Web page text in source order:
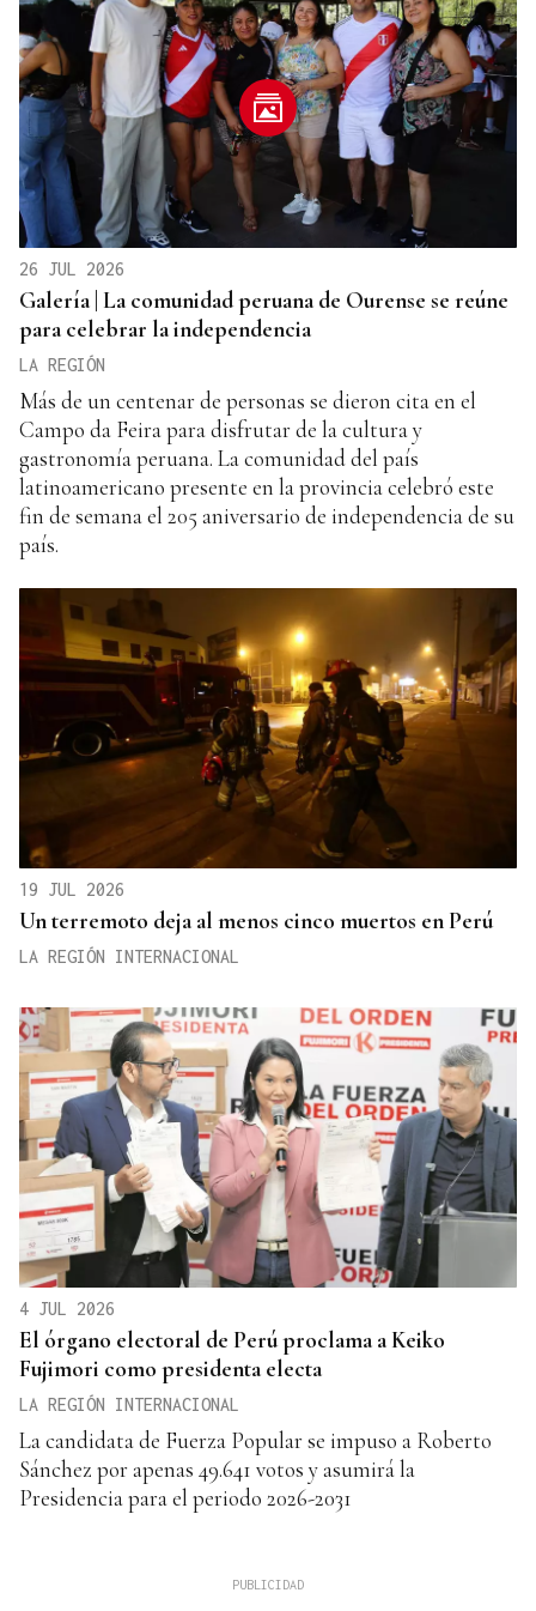
26 JUL 2026
Galería | La comunidad peruana de Ourense se reúne
para celebrar la independencia
LA REGIÓN
Más de un centenar de personas se dieron cita en el
Campo da Feira para disfrutar de la cultura y
gastronomía peruana. La comunidad del país
latinoamericano presente en la provincia celebró este
fin de semana el 205 aniversario de independencia de su
país.
19 JUL 2026
Un terremoto deja al menos cinco muertos en Perú
LA REGIÓN INTERNACIONAL
4 JUL 2026
El órgano electoral de Perú proclama a Keiko
Fujimori como presidenta electa
LA REGIÓN INTERNACIONAL
La candidata de Fuerza Popular se impuso a Roberto
Sánchez por apenas 49.641 votos y asumirá la
Presidencia para el periodo 2026-2031